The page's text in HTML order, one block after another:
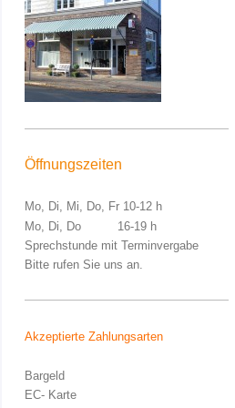
Öffnungszeiten
Mo, Di, Mi, Do, Fr 10-12 h
Mo, Di, Do 16-19 h
Sprechstunde mit Terminvergabe
Bitte rufen Sie uns an.
Akzeptierte Zahlungsarten
Bargeld
EC- Karte